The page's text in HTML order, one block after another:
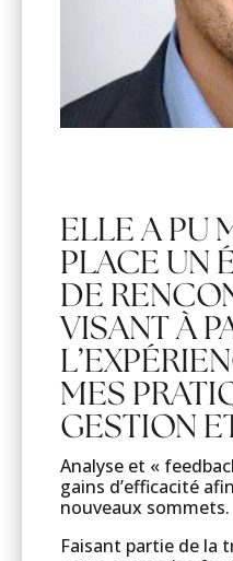
ELLE A PU
PLACE UN
DE
VISANT À
MES
GESTION
Analyse et «
gains d’efficacité
nouveaux sommets.
Faisant partie de la